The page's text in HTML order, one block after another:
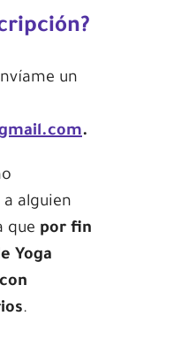
un
.
alguien
que por fin
Yoga
.